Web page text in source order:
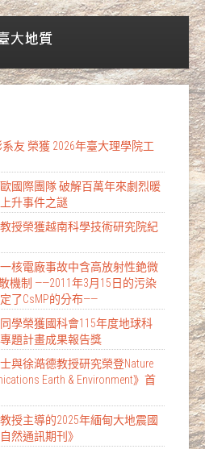
系友 榮獲 2026年臺大理學院工
國際團隊 破解百萬年來劇烈暖
升事件之謎
授榮獲越南科學技術研究院紀
核電廠事故中含高放射性銫微
機制 ——2011年3月15日的污染
了CsMP的分布——
學榮獲國科會115年度地球科
題計畫成果報告獎
與徐澔德教授研究榮登Nature
Earth & Environment》首
授主導的2025年緬甸大地震國
然通訊期刊》